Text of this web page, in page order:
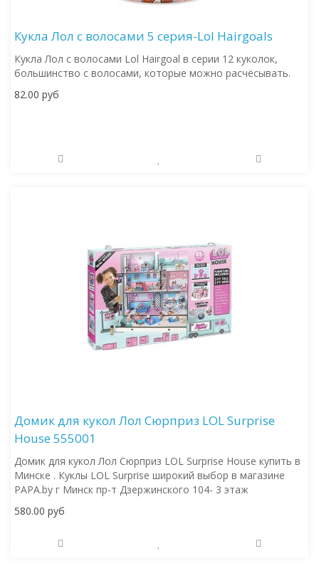
Кукла Лол с волосами 5 серия-Lol Hairgoals
Кукла Лол с волосами Lol Hairgoal в серии 12 куколок,
большинство с волосами, которые можно расчёсывать.
82.00 руб
Домик для кукол Лол Сюрприз LOL Surprise
House 555001
Домик для кукол Лол Сюрприз LOL Surprise House купить в
Минске . Куклы LOL Surprise широкий выбор в магазине
PAPA.by г Минск пр-т Дзержинского 104- 3 этаж
580.00 руб